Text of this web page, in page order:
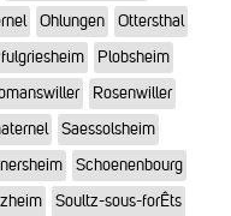
Ohlungen
Ottersthal
Plobsheim
Rosenwiller
Saessolsheim
Schoenenbourg
Soultz-sous-forÊts